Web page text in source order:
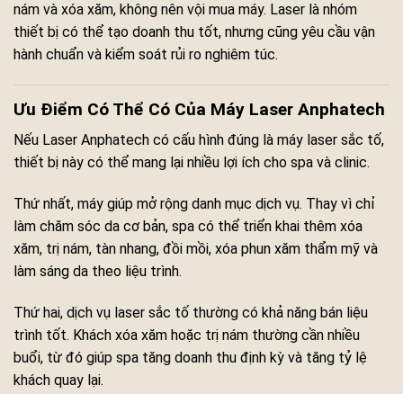
nám và xóa xăm, không nên vội mua máy. Laser là nhóm
thiết bị có thể tạo doanh thu tốt, nhưng cũng yêu cầu vận
hành chuẩn và kiểm soát rủi ro nghiêm túc.
Ưu Điểm Có Thể Có Của Máy Laser Anphatech
Nếu Laser Anphatech có cấu hình đúng là máy laser sắc tố,
thiết bị này có thể mang lại nhiều lợi ích cho spa và clinic.
Thứ nhất, máy giúp mở rộng danh mục dịch vụ. Thay vì chỉ
làm chăm sóc da cơ bản, spa có thể triển khai thêm xóa
xăm, trị nám, tàn nhang, đồi mồi, xóa phun xăm thẩm mỹ và
làm sáng da theo liệu trình.
Thứ hai, dịch vụ laser sắc tố thường có khả năng bán liệu
trình tốt. Khách xóa xăm hoặc trị nám thường cần nhiều
buổi, từ đó giúp spa tăng doanh thu định kỳ và tăng tỷ lệ
khách quay lại.